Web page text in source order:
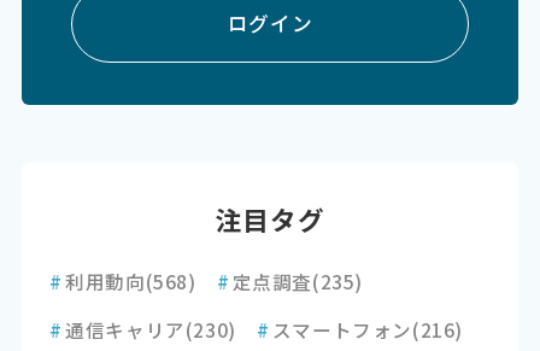
ログイン
注目タグ
#利用動向(568) # 定点調査(235)
#通信キャリア(230) # スマートフォン(216)